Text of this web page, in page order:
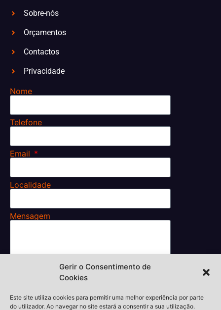
Gerir o Consentimento de
Cookies
Este site utiliza cookies para permitir uma melhor experiência por parte
do utilizador. Ao navegar no site estará a consentir a sua utilização.
Sobre-nós
Orçamentos
Contactos
Privacidade
Nome
Telefone
Email
Localidade
Mensagem
Li e aceito os
Enviar
Termos e Condições.